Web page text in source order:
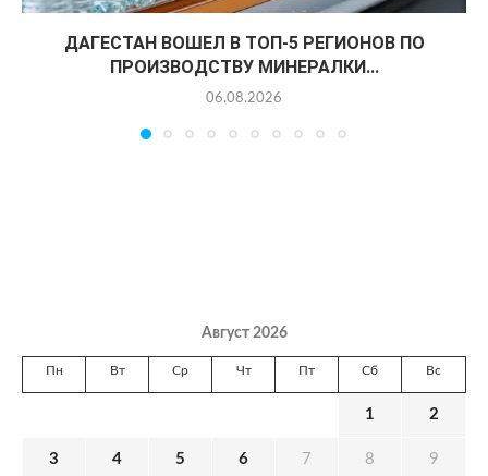
ДАГЕСТАН ВОШЕЛ В ТОП-5 РЕГИОНОВ ПО
ПРОИЗВОДСТВУ МИНЕРАЛКИ...
06.08.2026
Август 2026
Пн Вт Ср Чт Пт Сб Вс
1 2
3 4 5 6 7 8 9